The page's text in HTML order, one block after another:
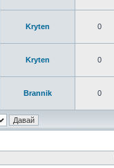
Kryten 0
Kryten 0
Brannik 0